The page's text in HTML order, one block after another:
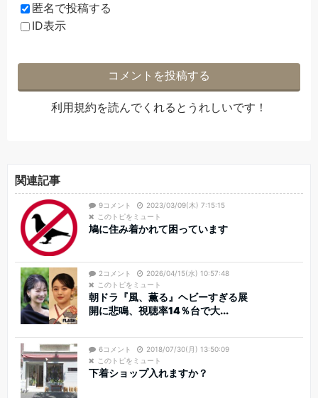
匿名で投稿する
ID表示
利用規約を読んでくれるとうれしいです！
関連記事
9コメント
2023/03/09(木) 7:15:15
このトピをミュート
鳩に住み着かれて困っています
2コメント
2026/04/15(水) 10:57:48
このトピをミュート
朝ドラ『風、薫る』ヘビーすぎる展
開に悲鳴、視聴率14％台で大...
6コメント
2018/07/30(月) 13:50:09
このトピをミュート
下着ショップ入れますか？